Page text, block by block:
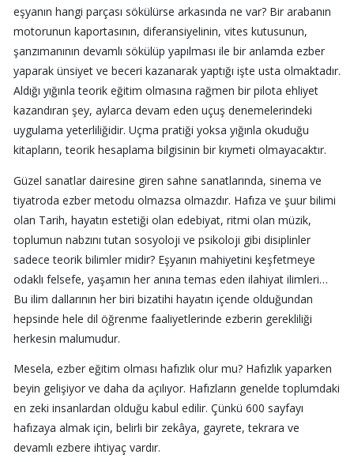
eşyanın hangi parçası sökülürse arkasında ne var? Bir arabanın
motorunun kaportasının, diferansiyelinin, vites kutusunun,
şanzımanının devamlı sökülüp yapılması ile bir anlamda ezber
yaparak ünsiyet ve beceri kazanarak yaptığı işte usta olmaktadır.
Aldığı yığınla teorik eğitim olmasına rağmen bir pilota ehliyet
kazandıran şey, aylarca devam eden uçuş denemelerindeki
uygulama yeterliliğidir. Uçma pratiği yoksa yığınla okuduğu
kitapların, teorik hesaplama bilgisinin bir kıymeti olmayacaktır.
Güzel sanatlar dairesine giren sahne sanatlarında, sinema ve
tiyatroda ezber metodu olmazsa olmazdır. Hafıza ve şuur bilimi
olan Tarih, hayatın estetiği olan edebiyat, ritmi olan müzik,
toplumun nabzını tutan sosyoloji ve psikoloji gibi disiplinler
sadece teorik bilimler midir? Eşyanın mahiyetini keşfetmeye
odaklı felsefe, yaşamın her anına temas eden ilahiyat ilimleri…
Bu ilim dallarının her biri bizatihi hayatın içende olduğundan
hepsinde hele dil öğrenme faaliyetlerinde ezberin gerekliliği
herkesin malumudur.
Mesela, ezber eğitim olması hafızlık olur mu? Hafızlık yaparken
beyin gelişiyor ve daha da açılıyor. Hafızların genelde toplumdaki
en zeki insanlardan olduğu kabul edilir. Çünkü 600 sayfayı
hafızaya almak için, belirli bir zekâya, gayrete, tekrara ve
devamlı ezbere ihtiyaç vardır.